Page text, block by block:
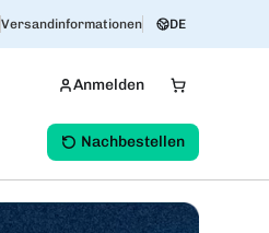
Versandinformationen DE
Anmelden
Nachbestellen